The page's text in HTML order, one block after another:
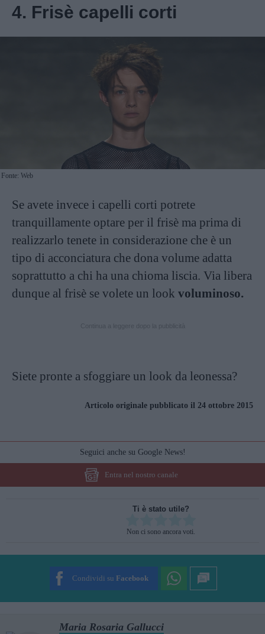
4. Frisè capelli corti
Fonte: Web
Se avete invece i capelli corti potrete
tranquillamente optare per il frisè ma prima di
realizzarlo tenete in considerazione che è un
tipo di acconciatura che dona volume adatta
soprattutto a chi ha una chioma liscia. Via libera
dunque al frisè se volete un look voluminoso.
Siete pronte a sfoggiare un look da leonessa?
Articolo originale pubblicato il 24 ottobre 2015
Seguici anche su Google News!
Entra nel nostro canale
Ti è stato utile?
Non ci sono ancora voti.
Condividi su Facebook
Maria Rosaria Gallucci